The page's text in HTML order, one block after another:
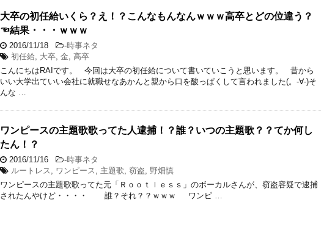
大卒の初任給いくら？え！？こんなもんなんｗｗｗ高卒とどの位違う？
☜結果・・・ｗｗｗ
2016/11/18 -時事ネタ
初任給, 大卒, 金, 高卒
こんにちはRAIです。 今回は大卒の初任給について書いていこうと思います。 昔から
いい大学出ていい会社に就職せなあかんと親から口を酸っぱくして言われました(。-∀-)そ
んな …
ワンピースの主題歌歌ってた人逮捕！？誰？いつの主題歌？？てか何し
たん！？
2016/11/16 -時事ネタ
ルートレス , ワンピース , 主題歌, 窃盗, 野畑慎
ワンピースの主題歌歌ってた元「Ｒｏｏｔｌｅｓｓ」のボーカルさんが、窃盗容疑で逮捕
されたんやけど・・・・ 誰？それ？？ｗｗｗ ワンピ …